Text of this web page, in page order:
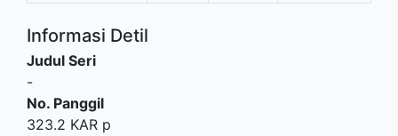
Informasi Detil
Judul Seri
-
No. Panggil
323.2 KAR p